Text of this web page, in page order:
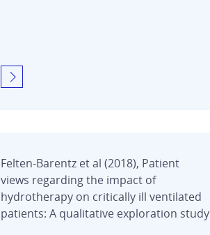
Felten-Barentz et al (2018), Patient
views regarding the impact of
hydrotherapy on critically ill ventilated
patients: A qualitative exploration study